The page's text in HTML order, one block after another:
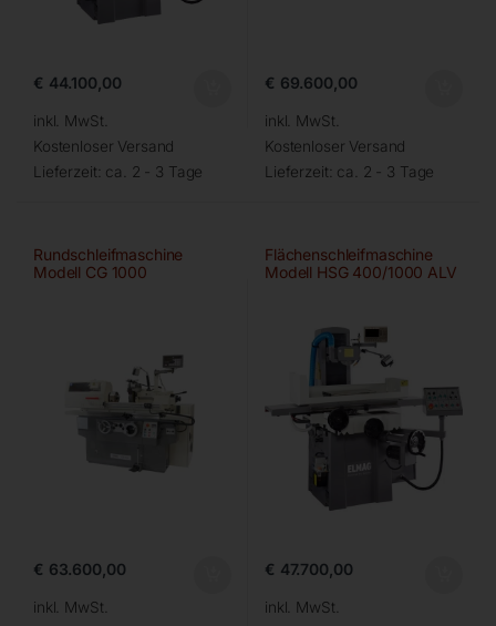
€ 44.100,00
inkl. MwSt.
Kostenloser Versand
Lieferzeit: ca. 2 - 3 Tage
€ 69.600,00
inkl. MwSt.
Kostenloser Versand
Lieferzeit: ca. 2 - 3 Tage
Rundschleifmaschine
Modell CG 1000
€ 63.600,00
inkl. MwSt.
Flächenschleifmaschine
Modell HSG 400/1000 ALV
€ 47.700,00
inkl. MwSt.